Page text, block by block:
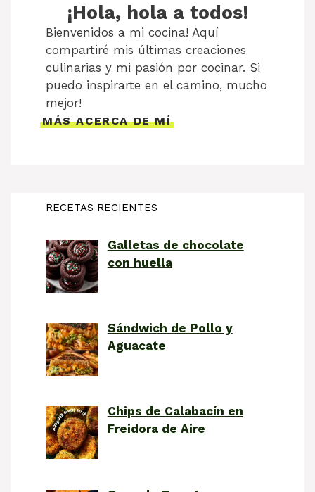
¡Hola, hola a todos!
Bienvenidos a mi cocina! Aquí
compartiré mis últimas creaciones
culinarias y mi pasión por cocinar. Si
puedo inspirarte en el camino, mucho
mejor!
MÁS ACERCA DE MÍ
RECETAS RECIENTES
Galletas de chocolate
con huella
Sándwich de Pollo y
Aguacate
Chips de Calabacín en
Freidora de Aire